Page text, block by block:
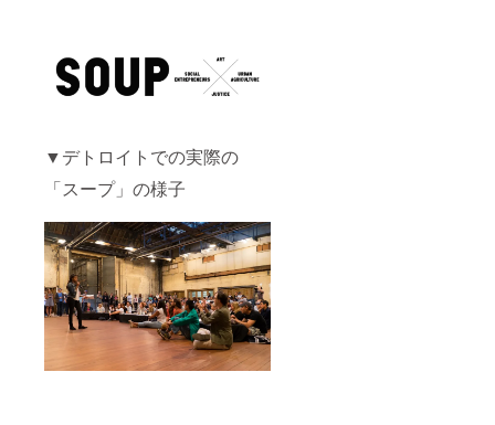
▼デトロイトでの実際の
「スープ」の様子